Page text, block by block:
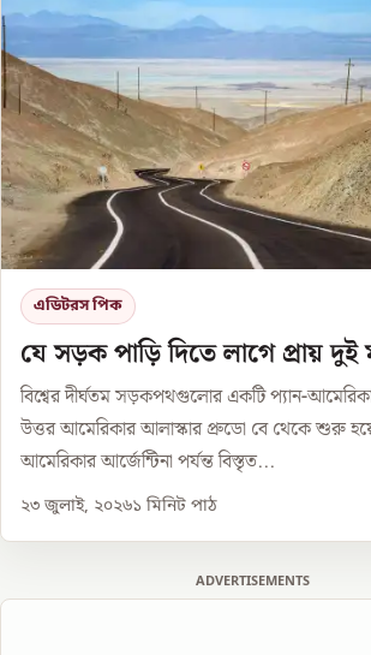
এডিটরস পিক
যে সড়ক পাড়ি দিতে লাগে প্রায় দুই
বিশ্বের দীর্ঘতম সড়কপথগুলোর একটি প্যান-
উত্তর আমেরিকার আলাস্কার প্রুডো বে থেকে শুরু
আমেরিকার আর্জেন্টিনা পর্যন্ত বিস্তৃত...
২৩ জুলাই, ২০২৬১ মিনিট পাঠ
ADVERTISEMENTS